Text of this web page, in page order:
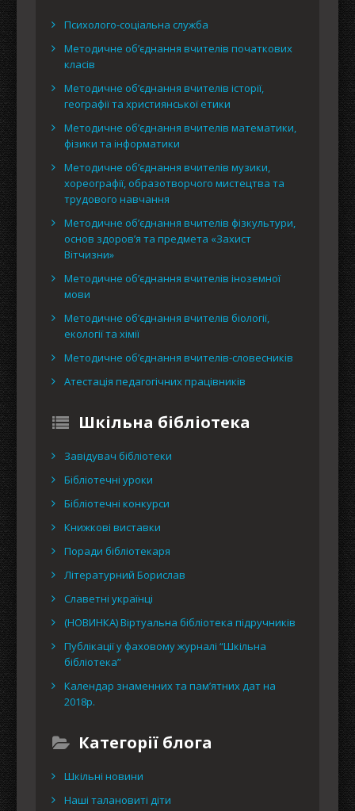
Психолого-соціальна служба
Методичне об’єднання вчителів початкових
класів
Методичне об’єднання вчителів історії,
географії та християнської етики
Методичне об’єднання вчителів математики,
фізики та інформатики
Методичне об’єднання вчителів музики,
хореографії, образотворчого мистецтва та
трудового навчання
Методичне об’єднання вчителів фізкультури,
основ здоров’я та предмета «Захист
Вітчизни»
Методичне об’єднання вчителів іноземної
мови
Методичне об’єднання вчителів біології,
екології та хімії
Методичне об’єднання вчителів-словесників
Атестація педагогічних працівників
Шкільна бібліотека
Завідувач бібліотеки
Бібліотечні уроки
Бібліотечні конкурси
Книжкові виставки
Поради бібліотекаря
Літературний Борислав
Славетні українці
(НОВИНКА) Віртуальна бібліотека підручників
Публікації у фаховому журналі “Шкільна
бібліотека”
Календар знаменних та пам’ятних дат на
2018р.
Категорії блога
Шкільні новини
Наші талановиті діти